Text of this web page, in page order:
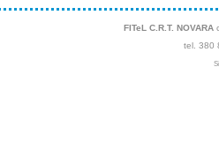
FITeL C.R.T. NOVARA
tel. 380